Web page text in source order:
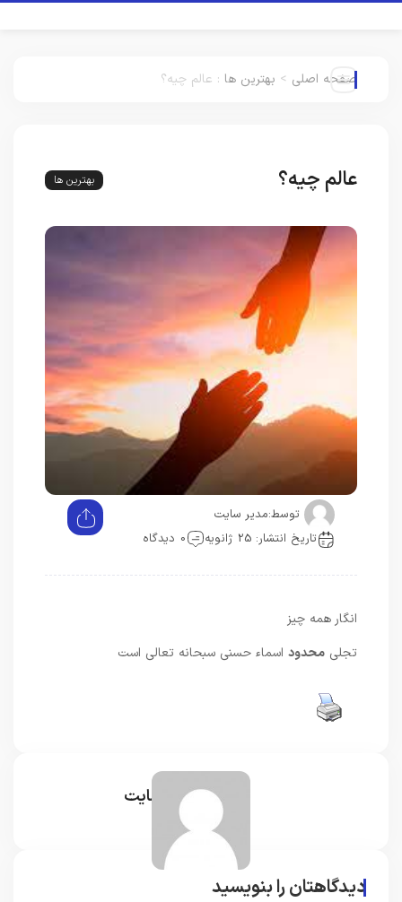
صفحه اصلی > بهترین ها : عالم چیه؟
عالم چیه؟ بهترین ها
توسط:مدیر سایت
تاریخ انتشار: 25 ژانویه
0 دیدگاه
انگار همه چیز
تجلی محدود اسماء حسنی سبحانه تعالی است
مدیر سایت
دیدگاهتان را بنویسید